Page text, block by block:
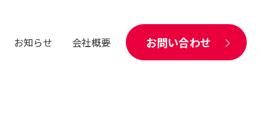
お知らせ 会社概要 お問い合わせ